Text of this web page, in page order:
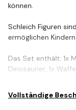
können.
Schleich Figuren
ermöglichen
Das Set enthält: 1x
Dinosaurier, 1x
Packungsgröße: 19
Vollständige